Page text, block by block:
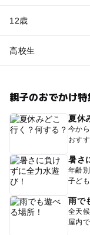
12歳
高校生
親子のおでかけ
夏休
今か
おす
暑さ
年齢
子ど
雨で
全天
屋内